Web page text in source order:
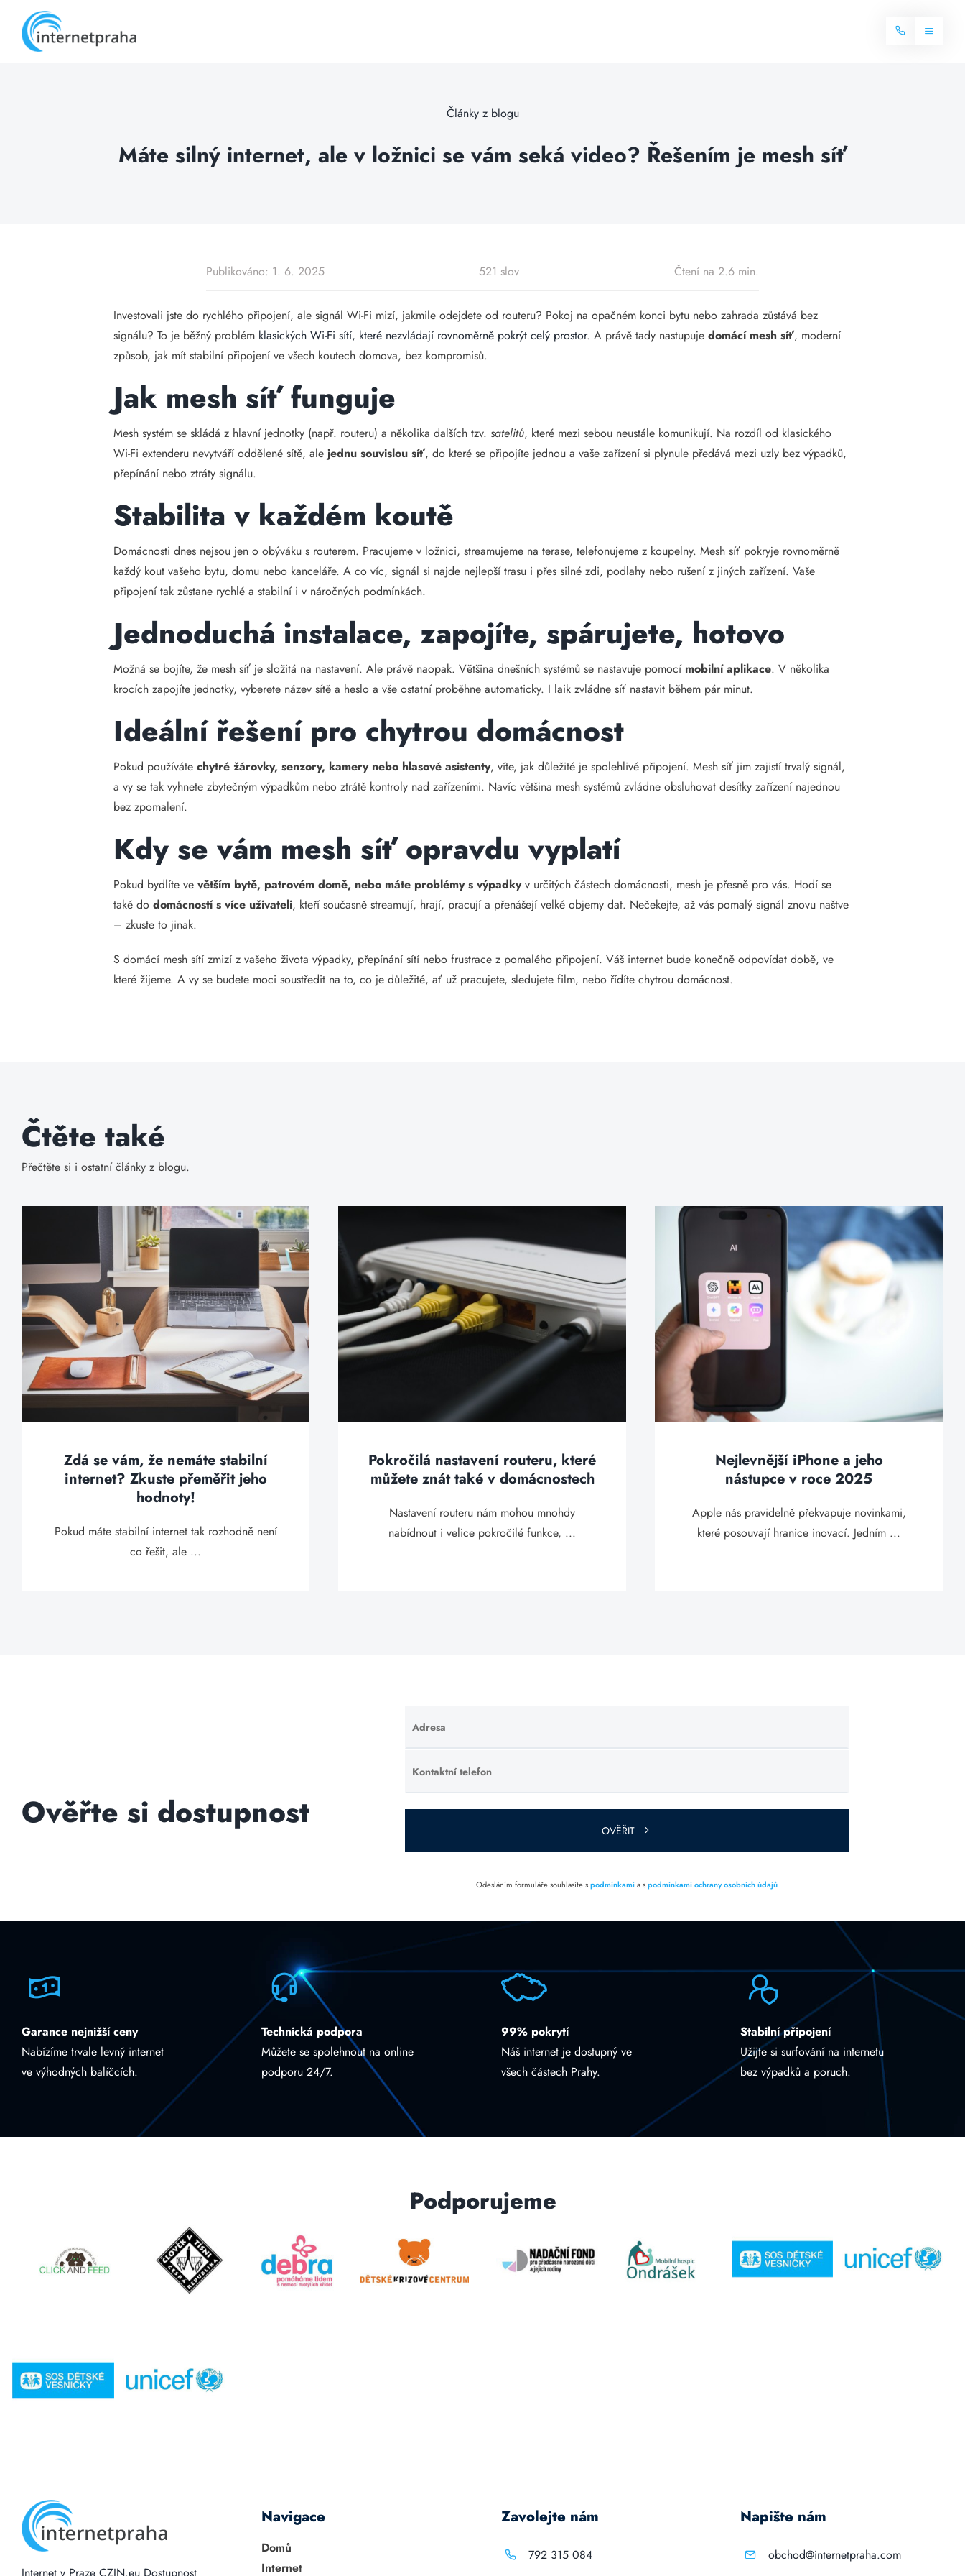
content
Toggle
Balíčky internetu
Televize
Články z blogu
Máte silný internet, ale v ložnici se vám seká video? Řešením je mesh síť
Publikováno: 1. 6. 2025 521 slov Čtení na 2.6 min.
Investovali jste do rychlého připojení, ale signál Wi-Fi mizí, jakmile odejdete od routeru? Pokoj na opačném konci bytu nebo zahrada zůstává bez
signálu? To je běžný problém klasických Wi-Fi sítí, které nezvládají rovnoměrně pokrýt celý prostor. A právě tady nastupujedomácí mesh síť, moderní
způsob, jak mít stabilní připojení ve všech koutech domova, bez kompromisů.
Jak mesh síť funguje
Mesh systém se skládá z hlavní jednotky (např. routeru) a několika dalších tzv.satelitů, které mezi sebou neustále komunikují. Na rozdíl od klasického
Wi-Fi extenderu nevytváří oddělené sítě, alejednu souvislou síť, do které se připojíte jednou a vaše zařízení si plynule předává mezi uzly bez výpadků,
přepínání nebo ztráty signálu.
Stabilita v každém koutě
Domácnosti dnes nejsou jen o obýváku s routerem. Pracujeme v ložnici, streamujeme na terase, telefonujeme z koupelny. Mesh síť pokryje rovnoměrně
každý kout vašeho bytu, domu nebo kanceláře. A co víc, signál si najde nejlepší trasu i přes silné zdi, podlahy nebo rušení z jiných zařízení. Vaše
připojení tak zůstane rychlé a stabilní i v náročných podmínkách.
Jednoduchá instalace, zapojíte, spárujete, hotovo
Možná se bojíte, že mesh síť je složitá na nastavení. Ale právě naopak. Většina dnešních systémů se nastavuje pomocí mobilní aplikace. V několika
krocích zapojíte jednotky, vyberete název sítě a heslo a vše ostatní proběhne automaticky. I laik zvládne síť nastavit během pár minut.
Ideální řešení pro chytrou domácnost
Pokud používátechytré žárovky, senzory, kamery nebo hlasové asistenty, víte, jak důležité je spolehlivé připojení. Mesh síť jim zajistí trvalý signál,
a vy se tak vyhnete zbytečným výpadkům nebo ztrátě kontroly nad zařízeními. Navíc většina mesh systémů zvládne obsluhovat desítky zařízení najednou
bez zpomalení.
Kdy se vám mesh síť opravdu vyplatí
Pokud bydlíte vevětším bytě, patrovém domě, nebo máte problémy s výpadkyv určitých částech domácnosti, mesh je přesně pro vás. Hodí se
také dodomácností s více uživateli, kteří současně streamují, hrají, pracují a přenášejí velké objemy dat. Nečekejte, až vás pomalý signál znovu naštve
– zkuste to jinak.
S domácí mesh sítí zmizí z vašeho života výpadky, přepínání sítí nebo frustrace z pomalého připojení. Váš internet bude konečně odpovídat době, ve
které žijeme. A vy se budete moci soustředit na to, co je důležité, ať už pracujete, sledujete film, nebo řídíte chytrou domácnost.
Čtěte také
Přečtěte si i ostatní články z blogu.
Zdá se vám, že nemáte stabilní
internet? Zkuste přeměřit jeho
hodnoty!
Pokud máte stabilní internet tak rozhodně není
co řešit, ale ...
Pokročilá nastavení routeru, které
můžete znát také v domácnostech
Nastavení routeru nám mohou mnohdy
nabídnout i velice pokročilé funkce, ...
Nejlevnější iPhone a jeho
nástupce v roce 2025
Apple nás pravidelně překvapuje novinkami,
které posouvají hranice inovací. Jedním ...
Ověřte si dostupnost
Adresa
Ponechte
toto pole
prázdné.
Kontaktní telefon
Ponechte
toto pole
prázdné.
OVĚŘIT
Odesláním formuláře souhlasíte spodmínkamia spodmínkami ochrany osobních údajů
Garance nejnižší ceny
Nabízíme trvale levný internet
ve výhodných balíčcích.
Technická podpora
Můžete se spolehnout na online
podporu 24/7.
99% pokrytí
Náš internet je dostupný ve
všech částech Prahy.
Stabilní připojení
Užijte si surfování na internetu
bez výpadků a poruch.
Podporujeme
Internet v Praze CZIN.eu Dostupnost
Navigace
Domů
Internet
Zavolejte nám
792 315 084
Napište nám
obchod@internetpraha.com